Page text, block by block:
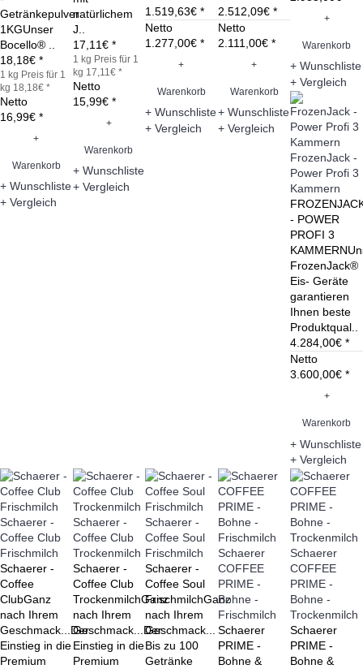
Getränkepulver
1KGUnser
Bocello® ..
18,18€ *
1 kg Preis für 1
kg 18,18€ *
Netto
16,99€ *
+
Warenkorb
+ Wunschliste
+ Vergleich
natürlichem
J..
17,11€ *
1 kg Preis für 1
kg 17,11€ *
Netto
15,99€ *
+
Warenkorb
+ Wunschliste
+ Vergleich
1.519,63€ *
Netto
1.277,00€ *
+
Warenkorb
+ Wunschliste
+ Vergleich
2.512,09€ *
Netto
2.111,00€ *
+
Warenkorb
+ Wunschliste
+ Vergleich
+
Warenkorb
+ Wunschliste
+ Vergleich
FrozenJack -
Power Profi 3
Kammern
- POWER
PROFI 3
FrozenJack®
Eis- Geräte
garantieren
Ihnen beste
Produktqual..
4.284,00€ *
Netto
3.600,00€ *
+
Warenkorb
+ Wunschliste
+ Vergleich
Schaerer -
Coffee Club
Frischmilch
Schaerer -
Coffee
ClubGanz
nach Ihrem
Geschmack...Der
Einstieg in die
Premium
Schaerer -
Coffee Club
Trockenmilch
Schaerer -
Coffee Club
TrockenmilchGanz
nach Ihrem
Geschmack...Der
Einstieg in die
Premium
Schaerer -
Coffee Soul
Frischmilch
Schaerer -
Coffee Soul
FrischmilchGanz
nach Ihrem
Geschmack...
Bis zu 100
Getränke
Schaerer
COFFEE
PRIME -
Bohne -
Frischmilch
Schaerer
PRIME -
Bohne &
Schaerer
COFFEE
PRIME -
Bohne -
Trockenmilch
Schaerer
PRIME -
Bohne &